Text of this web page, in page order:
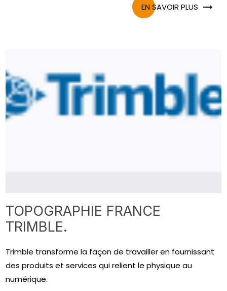
EN SAVOIR PLUS
TOPOGRAPHIE FRANCE
TRIMBLE.
Trimble transforme la façon de travailler en fournissant
des produits et services qui relient le physique au
numérique.